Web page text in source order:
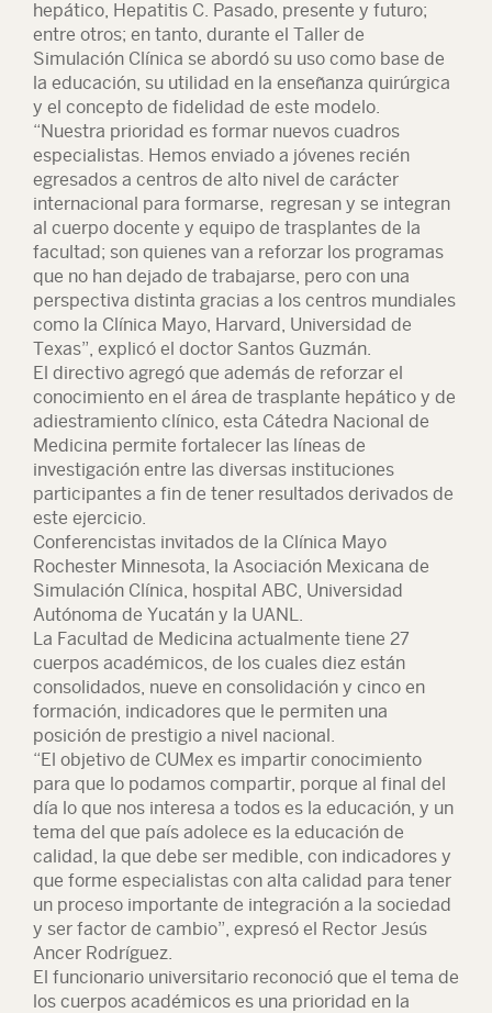
hepático, Hepatitis C. Pasado, presente y futuro;
entre otros; en tanto, durante el Taller de
Simulación Clínica se abordó su uso como base de
la educación, su utilidad en la enseñanza quirúrgica
y el concepto de fidelidad de este modelo.
“Nuestra prioridad es formar nuevos cuadros
especialistas. Hemos enviado a jóvenes recién
egresados a centros de alto nivel de carácter
internacional para formarse, regresan y se integran
al cuerpo docente y equipo de trasplantes de la
facultad; son quienes van a reforzar los programas
que no han dejado de trabajarse, pero con una
perspectiva distinta gracias a los centros mundiales
como la Clínica Mayo, Harvard, Universidad de
Texas”, explicó el doctor Santos Guzmán.
El directivo agregó que además de reforzar el
conocimiento en el área de trasplante hepático y de
adiestramiento clínico, esta Cátedra Nacional de
Medicina permite fortalecer las líneas de
investigación entre las diversas instituciones
participantes a fin de tener resultados derivados de
este ejercicio.
Conferencistas invitados de la Clínica Mayo
Rochester Minnesota, la Asociación Mexicana de
Simulación Clínica, hospital ABC, Universidad
Autónoma de Yucatán y la UANL.
La Facultad de Medicina actualmente tiene 27
cuerpos académicos, de los cuales diez están
consolidados, nueve en consolidación y cinco en
formación, indicadores que le permiten una
posición de prestigio a nivel nacional.
“El objetivo de CUMex es impartir conocimiento
para que lo podamos compartir, porque al final del
día lo que nos interesa a todos es la educación, y un
tema del que país adolece es la educación de
calidad, la que debe ser medible, con indicadores y
que forme especialistas con alta calidad para tener
un proceso importante de integración a la sociedad
y ser factor de cambio”, expresó el Rector Jesús
Ancer Rodríguez.
El funcionario universitario reconoció que el tema de
los cuerpos académicos es una prioridad en la